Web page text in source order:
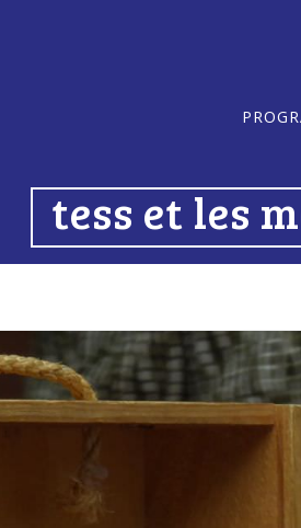
tess et les